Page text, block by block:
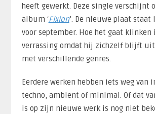
heeft gewerkt. Deze single verschijnt
album ‘Fixion’. De nieuwe plaat
voor september. Hoe het gaat klinken
verrassing omdat hij zichzelf blijft
met verschillende genres.
Eerdere werken hebben iets weg van
techno, ambient of minimal. Of dat
is op zijn nieuwe werk is nog niet